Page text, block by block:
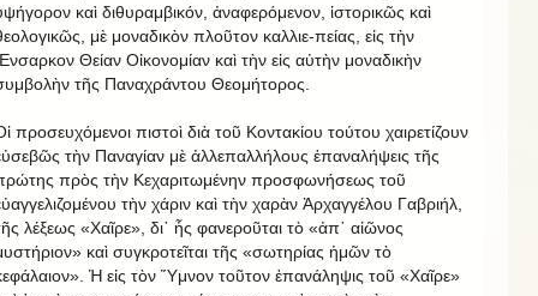
καὶ διθυραμβικόν, ἀναφερόμενον, ἱστορικῶς καὶ
μὲ μοναδικὸν πλοῦτον καλλιε-πείας, εἰς τὴν
Θείαν Οἰκονομίαν καὶ τὴν εἰς αὐτὴν μοναδικὴν
τῆς Παναχράντου Θεομήτορος.
προσευχόμενοι πιστοὶ διὰ τοῦ Κοντακίου τούτου χαιρετίζουν
τὴν Παναγίαν μὲ ἀλλεπαλλήλους ἐπαναλήψεις τῆς
πρὸς τὴν Κεχαριτωμένην προσφωνήσεως τοῦ
τὴν χάριν καὶ τὴν χαρὰν Ἀρχαγγέλου Γαβριήλ,
λέξεως «Χαῖρε», δι᾽ ἧς φανεροῦται τὸ «ἀπ᾽ αἰῶνος
καὶ συγκροτεῖται τῆς «σωτηρίας ἡμῶν τὸ
Ἡ εἰς τὸν Ὕμνον τοῦτον ἐπανάληψις τοῦ «Χαῖρε»